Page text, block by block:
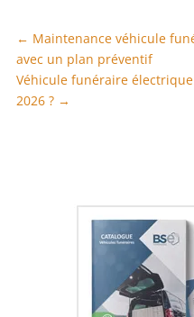
← Maintenance véhicule
avec un plan préventif
Véhicule funéraire
2026 ?→